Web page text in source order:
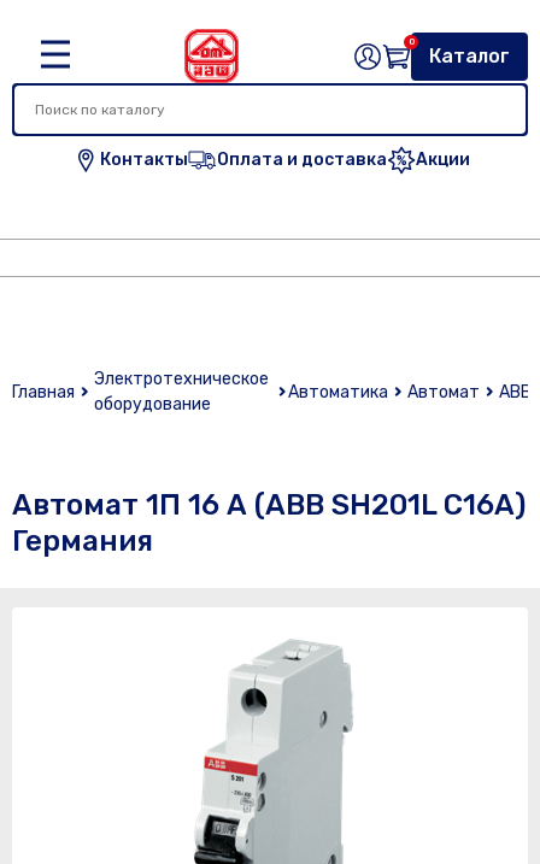
Контакты Оплата и доставка Акции
Каталог
0
Главная
Электротехническое
оборудование
Автоматика Автомат ABB
Автомат 1П 16 А (АВВ SH201L C16A)
Германия